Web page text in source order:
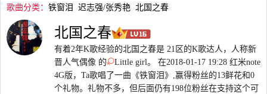
歌曲分类： 铁窗泪 迟志强/张秀艳 北国之春
北国之春
有着2年K歌经验的北国之春是 21区的K歌达人，人称新
晋人气偶像 的
Little girl。 在2018-01-17 19:28 红米note
4G版，Ta歌唱了一曲《铁窗泪》,赢得粉丝的13鲜花和0
个礼物。礼物不多，但后面仍有198位粉丝在支持这个可